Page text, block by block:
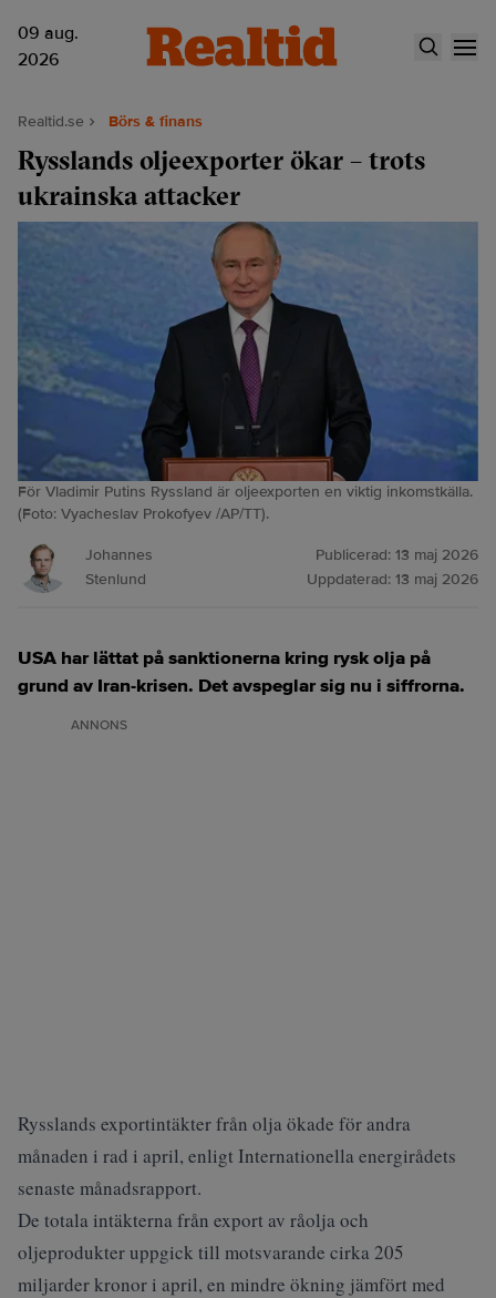
09 aug.
2026
Realtid.se Börs & finans
Rysslands oljeexporter ökar – trots
ukrainska attacker
För Vladimir Putins Ryssland är oljeexporten en viktig inkomstkälla.
(Foto: Vyacheslav Prokofyev /AP/TT).
Johannes
Stenlund
Publicerad: 13 maj 2026
Uppdaterad: 13 maj 2026
USA har lättat på sanktionerna kring rysk olja på
grund av Iran-krisen. Det avspeglar sig nu i siffrorna.
ANNONS
Rysslands exportintäkter från olja ökade för andra
månaden i rad i april, enligt Internationella energirådets
senaste månadsrapport.
De totala intäkterna från export av råolja och
oljeprodukter uppgick till motsvarande cirka 205
miljarder kronor i april, en mindre ökning jämfört med